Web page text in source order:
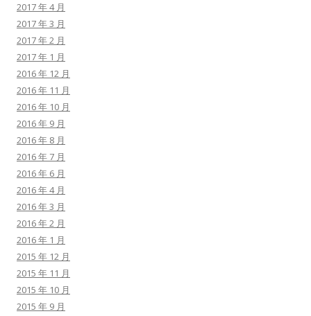
2017 年 4 月
2017 年 3 月
2017 年 2 月
2017 年 1 月
2016 年 12 月
2016 年 11 月
2016 年 10 月
2016 年 9 月
2016 年 8 月
2016 年 7 月
2016 年 6 月
2016 年 4 月
2016 年 3 月
2016 年 2 月
2016 年 1 月
2015 年 12 月
2015 年 11 月
2015 年 10 月
2015 年 9 月